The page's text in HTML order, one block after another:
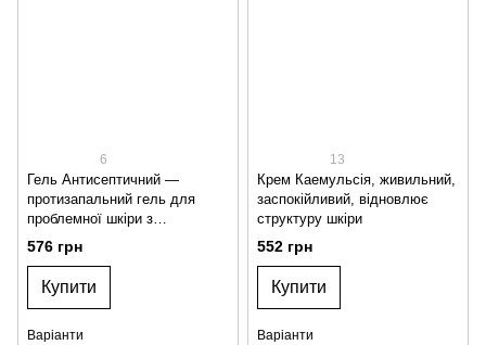
6
Гель Антисептичний —
протизапальний гель для
проблемної шкіри з
алантоїном і пантенолом
576 грн
Купити
Варіанти
13
Крем Каемульсія, живильний,
заспокійливий, відновлює
структуру шкіри
552 грн
Купити
Варіанти